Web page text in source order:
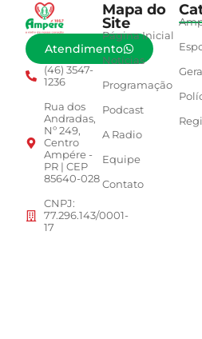
Atendimento
(46) 3547-
1236
Rua dos
Andradas,
Nº 249,
Centro
Ampére -
PR | CEP
85640-028
CNPJ:
77.296.143/0001-
17
Mapa do
Site
Página Inicial
Notícias
Programação
Podcast
A Radio
Equipe
Contato